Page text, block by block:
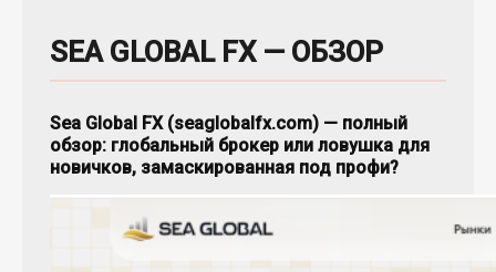
SEA GLOBAL FX — ОБЗОР
Sea Global FX (seaglobalfx.com) — полный
обзор: глобальный брокер или ловушка для
новичков, замаскированная под профи?